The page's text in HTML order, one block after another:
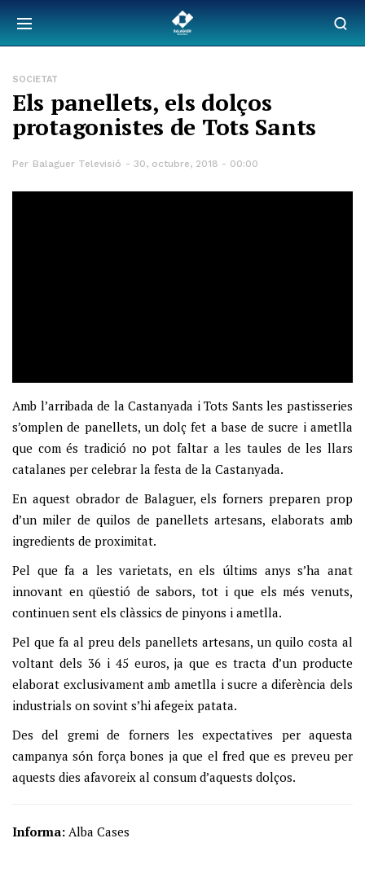
SOCIETAT
Els panellets, els dolços
protagonistes de Tots Sants
Per Balaguer Televisió 30, octubre, 2018 - 00:00
Amb l’arribada de la Castanyada i Tots Sants les pastisseries
s’omplen de panellets, un dolç fet a base de sucre i ametlla
que com és tradició no pot faltar a les taules de les llars
catalanes per celebrar la festa de la Castanyada.
En aquest obrador de Balaguer, els forners preparen prop
d’un miler de quilos de panellets artesans, elaborats amb
ingredients de proximitat.
Pel que fa a les varietats, en els últims anys s’ha anat
innovant en qüestió de sabors, tot i que els més venuts,
continuen sent els clàssics de pinyons i ametlla.
Pel que fa al preu dels panellets artesans, un quilo costa al
voltant dels 36 i 45 euros, ja que es tracta d’un producte
elaborat exclusivament amb ametlla i sucre a diferència dels
industrials on sovint s’hi afegeix patata.
Des del gremi de forners les expectatives per aquesta
campanya són força bones ja que el fred que es preveu per
aquests dies afavoreix al consum d’aquests dolços.
Informa: Alba Cases